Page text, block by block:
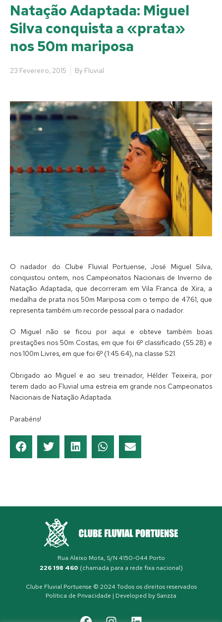
Natação Adaptada: Miguel
Silva conquista a «prata»
nos 50m mariposa
23 Fevereiro, 2015 By Fluvial
O nadador do Clube Fluvial Portuense, José Miguel Silva,
conquistou ontem, nos Campeonatos Nacionais de Inverno de
Natação Adaptada, que decorreram em Vila Franca de Xira, a
medalha de prata nos 50m Mariposa com o tempo de 47.61, que
representa também um recorde pessoal para o nadador.
O Miguel não se ficou por aqui e obteve também boas
prestações nos 50m Costas, em que foi 6º classificado (55.28) e
nos 100m Livres, em que foi 6º (1:45.64), na classe S21.
Obrigado ao Miguel e ao seu treinador, Hélder Teixeira, por
terem dado ao Fluvial uma estreia em grande nos Campeonatos
Nacionais de Natação Adaptada.
Parabéns!
Rua Aleixo Mota, S/N 4150-044 Porto
226 198 460 (chamada para a rede fixa nacional)
Clube Fluvial Portuense © 2024 Todos os direitos reservados
Política de Privacidade | Developed by Sanzza